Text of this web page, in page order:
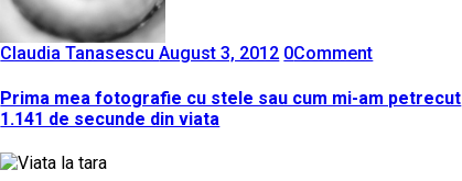
Claudia TanasescuAugust 3, 2012 0Comment
Prima mea fotografie cu stele sau cum mi-am petrecut
1.141 de secunde din viata